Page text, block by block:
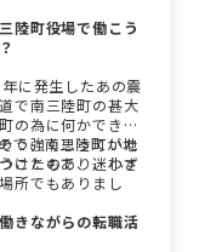
陸町役場で働こう
に発生したあの震
で南三陸町の甚大
の為に何かできな
で、南三陸町が地
こともあり、小さ
所でもありまし
う強く思っていた
けたので、迷わず
きながらの転職活